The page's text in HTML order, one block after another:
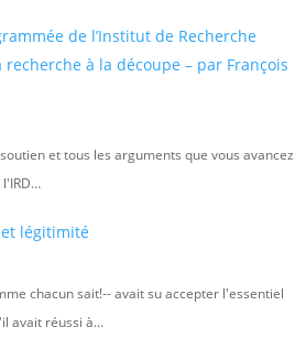
de l’Institut de Recherche
à la découpe – par François
et tous les arguments que vous avancez
légitimité
chacun sait!-- avait su accepter l'essentiel
avait réussi à…